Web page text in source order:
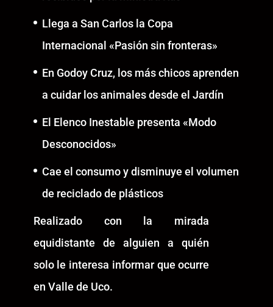
Llega a San Carlos la Copa
Internacional «Pasión sin fronteras»
En Godoy Cruz, los más chicos aprenden
a cuidar los animales desde el Jardín
El Elenco Inestable presenta «Modo
Desconocidos»
Cae el consumo y disminuye el volumen
de reciclado de plásticos
Realizado con la mirada
equidistante de alguien a quién
solo le interesa informar que ocurre
en Valle de Uco.